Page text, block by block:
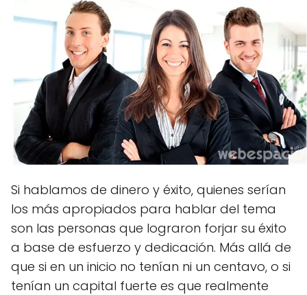
Si hablamos de dinero y éxito, quienes serían
los más apropiados para hablar del tema
son las personas que lograron forjar su éxito
a base de esfuerzo y dedicación. Más allá de
que si en un inicio no tenían ni un centavo, o si
tenían un capital fuerte es que realmente